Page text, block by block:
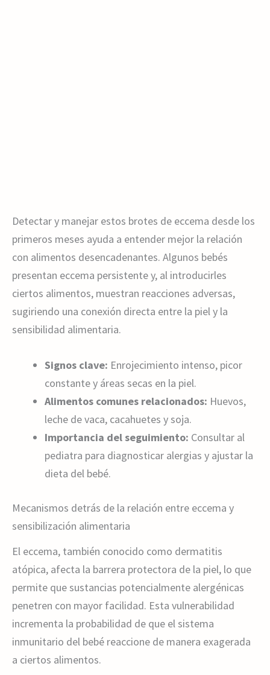
Detectar y manejar estos brotes de eccema desde los
primeros meses ayuda a entender mejor la relación
con alimentos desencadenantes. Algunos bebés
presentan eccema persistente y, al introducirles
ciertos alimentos, muestran reacciones adversas,
sugiriendo una conexión directa entre la piel y la
sensibilidad alimentaria.
Signos clave: Enrojecimiento intenso, picor
constante y áreas secas en la piel.
Alimentos comunes relacionados: Huevos,
leche de vaca, cacahuetes y soja.
Importancia del seguimiento: Consultar al
pediatra para diagnosticar alergias y ajustar la
dieta del bebé.
Mecanismos detrás de la relación entre eccema y
sensibilización alimentaria
El eccema, también conocido como dermatitis
atópica, afecta la barrera protectora de la piel, lo que
permite que sustancias potencialmente alergénicas
penetren con mayor facilidad. Esta vulnerabilidad
incrementa la probabilidad de que el sistema
inmunitario del bebé reaccione de manera exagerada
a ciertos alimentos.